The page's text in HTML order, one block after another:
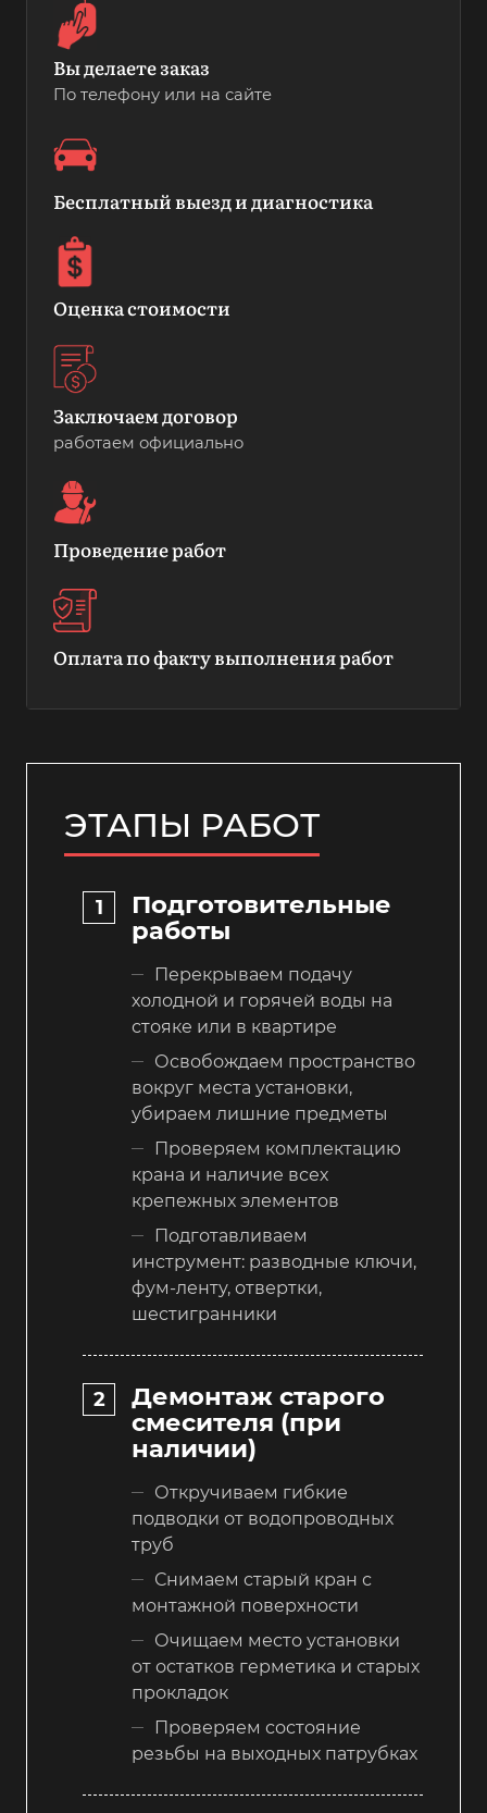
Вы делаете заказ
По телефону или на сайте
Бесплатный выезд и диагностика
Оценка стоимости
Заключаем договор
работаем официально
Проведение работ
Оплата по факту выполнения работ
ЭТАПЫ РАБОТ
Подготовительные
работы
Перекрываем подачу
холодной и горячей воды на
стояке или в квартире
Освобождаем пространство
вокруг места установки,
убираем лишние предметы
Проверяем комплектацию
крана и наличие всех
крепежных элементов
Подготавливаем
инструмент: разводные ключи,
фум-ленту, отвертки,
шестигранники
Демонтаж старого
смесителя (при
наличии)
Откручиваем гибкие
подводки от водопроводных
труб
Снимаем старый кран с
монтажной поверхности
Очищаем место установки
от остатков герметика и старых
прокладок
Проверяем состояние
резьбы на выходных патрубках